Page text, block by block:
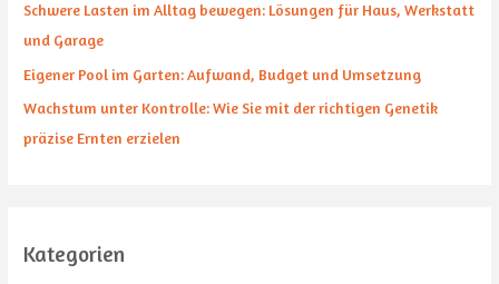
:Schwere Lasten im Alltag bewegen: Lösungen für Haus, Werkstatt
und Garage
Eigener Pool im Garten: Aufwand, Budget und Umsetzung
Wachstum unter Kontrolle: Wie Sie mit der richtigen Genetik
präzise Ernten erzielen
Kategorien